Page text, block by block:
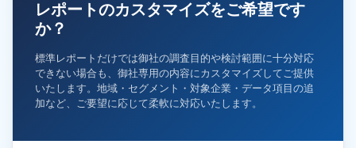
レポートのカスタマイズをご希望です
か？
標準レポートだけでは御社の調査目的や検討範囲に十分対応
できない場合も、御社専用の内容にカスタマイズしてご提供
いたします。地域・セグメント・対象企業・データ項目の追
加など、ご要望に応じて柔軟に対応いたします。